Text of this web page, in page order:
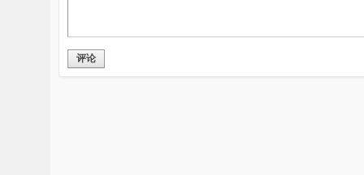
评论